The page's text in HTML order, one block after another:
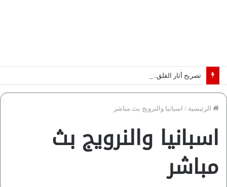
الرئيسية / اسبانيا والنرويج بث مباشر
اسبانيا والنرويج بث
مباشر